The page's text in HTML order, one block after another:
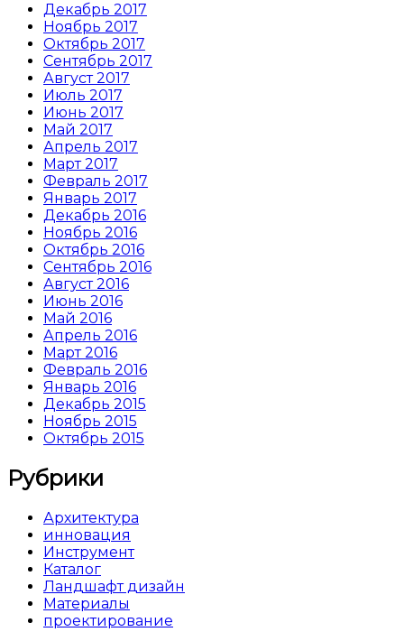
Декабрь 2017
Ноябрь 2017
Октябрь 2017
Сентябрь 2017
Август 2017
Июль 2017
Июнь 2017
Май 2017
Апрель 2017
Март 2017
Февраль 2017
Январь 2017
Декабрь 2016
Ноябрь 2016
Октябрь 2016
Сентябрь 2016
Август 2016
Июнь 2016
Май 2016
Апрель 2016
Март 2016
Февраль 2016
Январь 2016
Декабрь 2015
Ноябрь 2015
Октябрь 2015
Рубрики
Архитектура
инновация
Инструмент
Каталог
Ландшафт дизайн
Материалы
проектирование